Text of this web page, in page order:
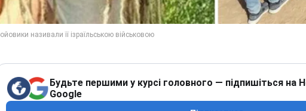
Будьте першими у курсі головного — підпишіться на
Google